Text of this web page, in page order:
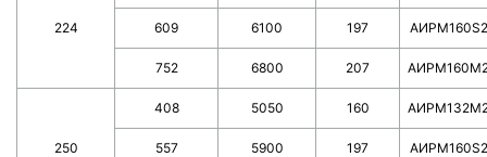
224 609 6100 197
752 6800 207
250
408 5050 160
557 5900 197